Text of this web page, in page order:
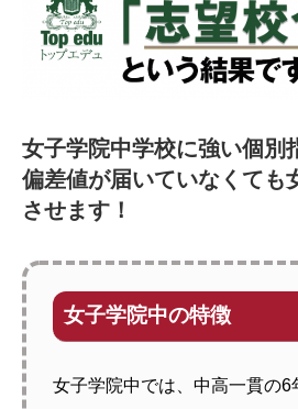
女子学院中学校に強い個別
偏差値が届いていなくても
させます！
女子学院中の特徴
女子学院中では、中高一貫の6